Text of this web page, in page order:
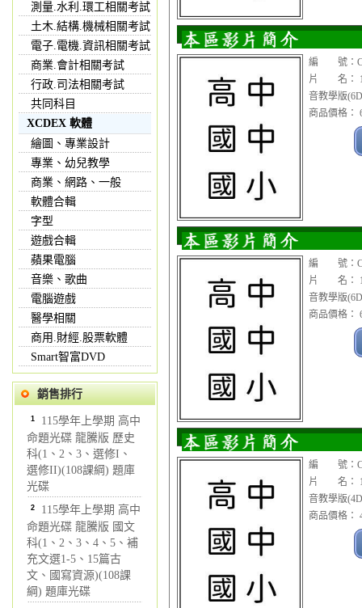
測量.水利.環工相關考試
土木.結構.機械相關考試
電子.電機.資訊相關考試
商業.會計相關考試
行政.司法相關考試
共同科目
XCDEX 軟體
繪圖、專業設計
專業、幼兒教學
商業、網路、一般
軟體合輯
字型
遊戲合輯
蘋果電腦
音樂、歌曲
電腦遊戲
醫學相關
商用.財經.股票軟體
Smart智富DVD
銷售排行
1 115學年上學期 高中
命題光碟 龍騰版 歷史
科(1、2、3、選修I、
選修II)(108課綱) 題庫
光碟
2 115學年上學期 高中
命題光碟 龍騰版 國文
科(1、2、3、4、5、補
充文選1-5、15篇古
文、國寫資源)(108課
綱) 題庫光碟
編 號：
片 名：
音教學版
商品價格：
編 號：
片 名：
音教學版
商品價格：
編 號：
片 名：
音教學版
商品價格：